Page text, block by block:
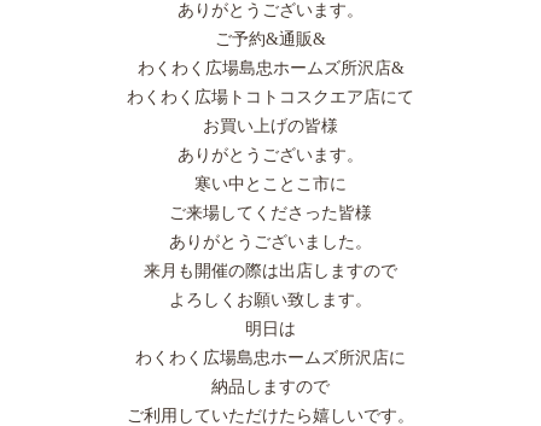
ありがとうございます。
ご予約&通販&
わくわく広場島忠ホームズ所沢店&
わくわく広場トコトコスクエア店にて
お買い上げの皆様
ありがとうございます。
寒い中とことこ市に
ご来場してくださった皆様
ありがとうございました。
来月も開催の際は出店しますので
よろしくお願い致します。
明日は
わくわく広場島忠ホームズ所沢店に
納品しますので
ご利用していただけたら嬉しいです。